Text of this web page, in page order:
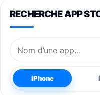
RECHERCHE APP
Nom de l’application
iPhone